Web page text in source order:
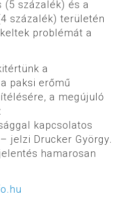
százalék) és a
százalék) területén
problémát a
a
paksi erőmű
a megújuló
kapcsolatos
jelzi Drucker György.
hamarosan